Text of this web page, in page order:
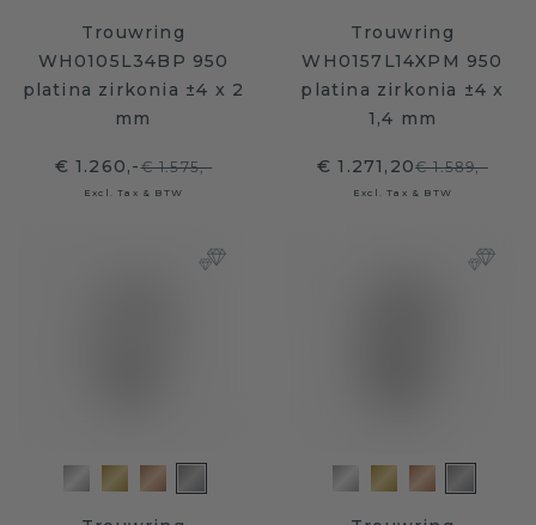
Trouwring
WH0105L34BP 950
platina zirkonia ±4 x 2
mm
€ 1.260,-€ 1.575,-
Excl. Tax & BTW
Trouwring
WH0157L14XPM 950
platina zirkonia ±4 x
1,4 mm
€ 1.271,20€ 1.589,-
Excl. Tax & BTW